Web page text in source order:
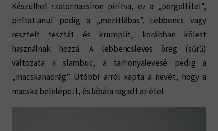
Készülhet szalonnazsíron pirítva, ez a „pergeltítel”,
pirítatlanul pedig a „mezítlábas”. Lebbencs vagy
resztelt tésztát és krumplit, korábban kölest
használnak hozzá. A lebbencsleves öreg (sűrű)
változata a slambuc, a tarhonyalevesé pedig a
„macskanadrág”. Utóbbi arról kapta a nevét, hogy a
macska belelépett, és lábára ragadt az étel.